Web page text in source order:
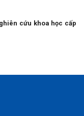
cứu khoa học cấp